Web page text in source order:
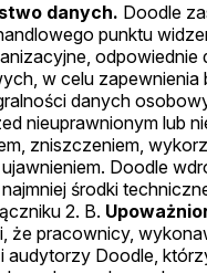
danych. Doodle
punktu
odpowiednie
w celu zapewnienia
danych
nieuprawnionym lub
zniszczeniem,
Doodle
środki
2. B.
że pracownicy,
audytorzy Doodle,